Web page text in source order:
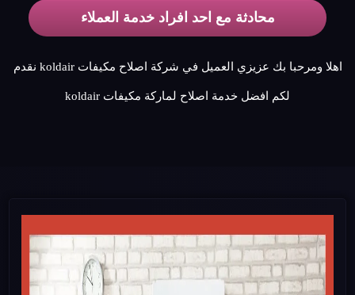
محادثة مع احد افراد خدمة العملاء
اهلا ومرحبا بك عزيزي العميل في شركة اصلاح مكيفات koldair نقدم
لكم افضل خدمة اصلاح لماركة مكيفات koldair